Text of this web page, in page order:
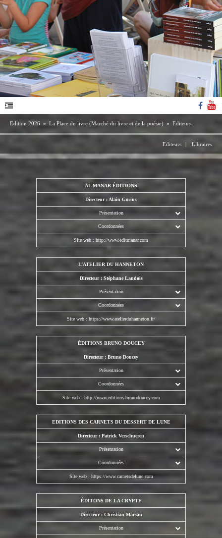
Edition 2026 » La Place du livre (Marché du livre et de la poésie) » Editeurs
Editeurs | Libraires
AL MANAR ÉDITIONS
Directeur : Alain Gorius
Présentation
Coordonnées
Site web : http://www.editmanar.com
L’ATELIER DU HANNETON
Directeur : Stéphane Landois
Présentation
Coordonnées
Site web : https://www.atelierduhanneton.fr/
ÉDITIONS BRUNO DOUCEY
Directeur : Bruno Doucey
Présentation
Coordonnées
Site web : http://www.editions-brunodoucey.com
EDITIONS DES CARNETS DU DESSERT DE LUNE
Directeur : Patrick Verschueren
Présentation
Coordonnées
Site web : https://www.carnetsdelune.com
ÉDITONS DE LA CRYPTE
Directeur : Christian Marsan
Présentation